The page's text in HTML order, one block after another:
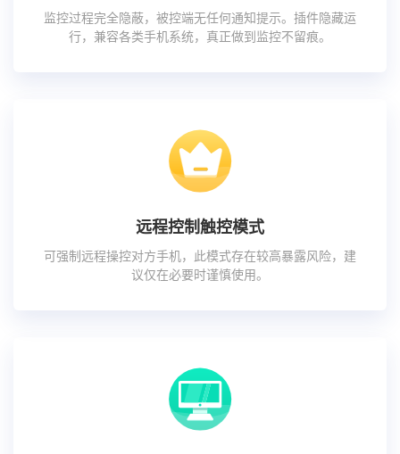
监控过程完全隐蔽，被控端无任何通知提示。插件隐藏运
行，兼容各类手机系统，真正做到监控不留痕。
远程控制触控模式
可强制远程操控对方手机，此模式存在较高暴露风险，建
议仅在必要时谨慎使用。